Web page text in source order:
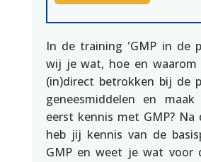
In de training 'GMP in de
wij je wat, hoe en waarom
(in)direct betrokken bij de
geneesmiddelen en
eerst kennis met GMP? Na
heb jij kennis van de
GMP en weet je wat voor